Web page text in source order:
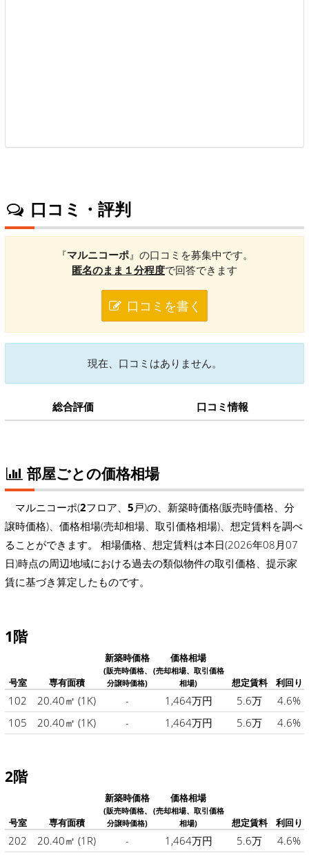
口コミ・評判
『マルニコーポ』の口コミを募集中です。
匿名のまま１分程度で回答できます
口コミを書く
現在、口コミはありません。
総合評価 口コミ情報
部屋ごとの価格相場
マルニコーポ(2フロア、 5戸)の、新築時価格(販売時価格、分
譲時価格)、価格相場(売却相場、取引価格相場)、想定賃料を調べ
ることができます。 相場価格、想定賃料は本日(2026年08月07
日)時点の周辺地域における過去の類似物件の取引価格、提示家
賃に基づき算定したものです。
1階
号室 専有面積
新築時価格
(販売時価格、
分譲時価格)
価格相場
(売却相場、取引価格
相場)
想定賃料 利回り
102 20.40㎡ (1K) - 1,464万円 5.6万
4.6%
105
20.40㎡ (1K) - 1,464万円 5.6万 4.6%
2階
号室 専有面積
新築時価格
(販売時価格、
分譲時価格)
価格相場
(売却相場、取引価格
相場)
想定賃料 利回り
202 20.40㎡ (1R) - 1,464万円 5.6万
4.6%